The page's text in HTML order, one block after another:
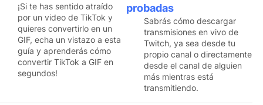
¡Si te has sentido atraído
por un video de TikTok y
quieres convertirlo en un
GIF, echa un vistazo a esta
guía y aprenderás cómo
convertir TikTok a GIF en
segundos!
probadas
Sabrás cómo descargar
transmisiones en vivo de
Twitch, ya sea desde tu
propio canal o directamente
desde el canal de alguien
más mientras está
transmitiendo.